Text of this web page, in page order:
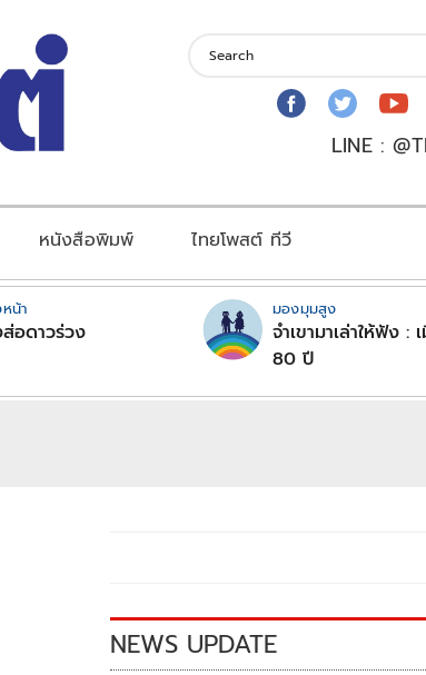
LINE :
หนังสือพิมพ์ ไทยโพสต์ ทีวี
น้า
อดาวร่วง
มองมุมสูง
จำเขามาเล่าให้ฟัง :
80 ปี
NEWS UPDATE